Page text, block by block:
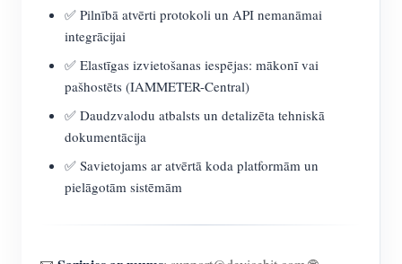
✅ Pilnībā atvērti protokoli un API nemanāmai
integrācijai
✅ Elastīgas izvietošanas iespējas: mākonī vai
pašhostēts (IAMMETER-Central)
✅ Daudzvalodu atbalsts un detalizēta tehniskā
dokumentācija
✅ Savietojams ar atvērtā koda platformām un
pielāgotām sistēmām